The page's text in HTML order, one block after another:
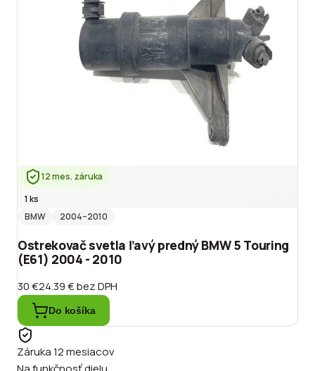
12 mes. záruka
1 ks
BMW
2004–2010
Ostrekovač svetla ľavý predný BMW 5 Touring
(E61) 2004 - 2010
30 €24.39 €bez DPH
Do košíka
Záruka 12 mesiacov